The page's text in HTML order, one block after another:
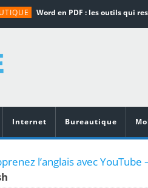
Internet Bureautique
l’anglais avec